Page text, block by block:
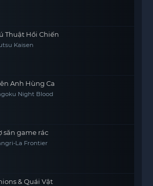
Thuật Hồi Chiến
Kaisen
Anh Hùng Ca
Night Blood
săn game rác
La Frontier
& Quái Vật